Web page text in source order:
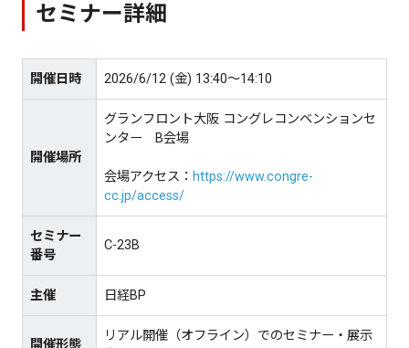
セミナー詳細
開催日時 2026/6/12 (金) 13:40～14:10
開催場所
グランフロント大阪 コングレコンベンションセ
ンター B会場
会場アクセス： https://www.congre-
cc.jp/access/
セミナー
番号
C-23B
主催 日経BP
開催形態
リアル開催（オフライン）でのセミナー・展示